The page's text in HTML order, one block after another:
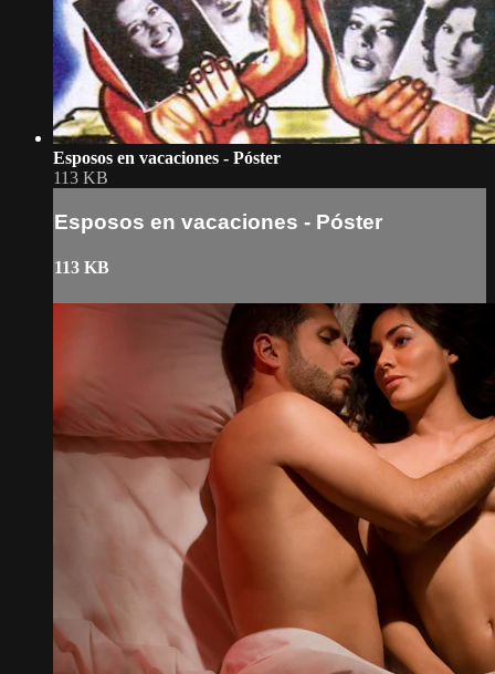
Esposos en vacaciones - Póster
113 KB
Esposos en vacaciones - Póster
113 KB